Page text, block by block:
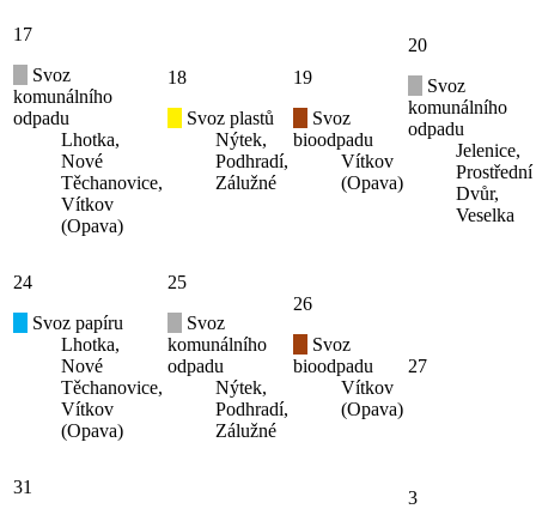
17
Svoz
komunálního
odpadu
Lhotka,
Nové
Těchanovice,
Vítkov
(Opava)
18
Svoz plastů
Nýtek,
Podhradí,
Zálužné
19
Svoz
bioodpadu
Vítkov
(Opava)
20
Svoz
komunálního
odpadu
Jelenice,
Prostřední
Dvůr,
Veselka
24
Svoz papíru
Lhotka,
Nové
Těchanovice,
Vítkov
(Opava)
25
Svoz
komunálního
odpadu
Nýtek,
Podhradí,
Zálužné
26
Svoz
bioodpadu
Vítkov
(Opava)
27
31
3